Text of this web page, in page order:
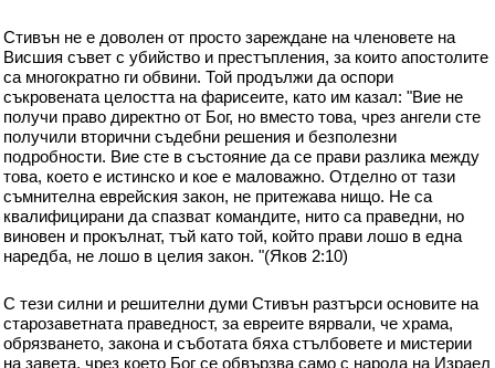
Стивън не е доволен от просто зареждане на членовете на
Висшия съвет с убийство и престъпления, за които апостолите
са многократно ги обвини. Той продължи да оспори
съкровената целостта на фарисеите, като им казал: "Вие не
получи право директно от Бог, но вместо това, чрез ангели сте
получили вторични съдебни решения и безполезни
подробности. Вие сте в състояние да се прави разлика между
това, което е истинско и кое е маловажно. Отделно от тази
съмнителна еврейския закон, не притежава нищо. Не са
квалифицирани да спазват командите, нито са праведни, но
виновен и прокълнат, тъй като той, който прави лошо в една
наредба, не лошо в целия закон. "(Яков 2:10)
С тези силни и решителни думи Стивън разтърси основите на
старозаветната праведност, за евреите вярвали, че храма,
обрязването, закона и съботата бяха стълбовете и мистерии
на завета, чрез което Бог се обвързва само с народа на Израел